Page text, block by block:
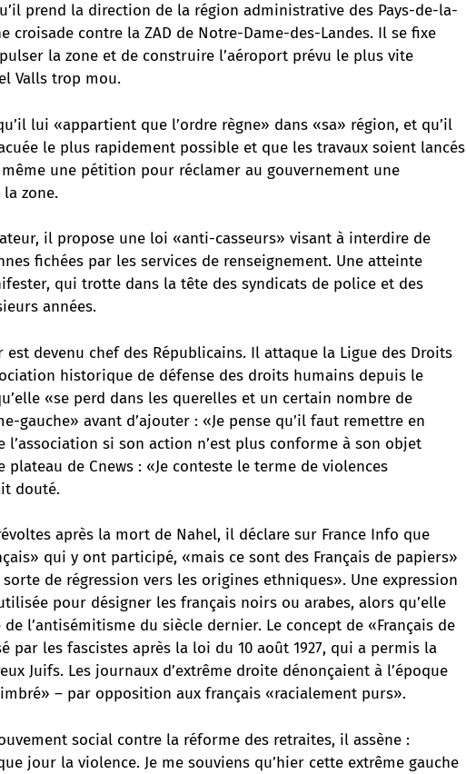
prend la direction de la région administrative des Pays-de-la-
croisade contre la ZAD de Notre-Dame-des-Landes. Il se fixe
la zone et de construire l’aéroport prévu le plus vite
Valls trop mou.
lui «appartient que l’ordre règne» dans «sa» région, et qu’il
le plus rapidement possible et que les travaux soient lancés
une pétition pour réclamer au gouvernement une
zone.
il propose une loi «anti-casseurs» visant à interdire de
fichées par les services de renseignement. Une atteinte
qui trotte dans la tête des syndicats de police et des
années.
est devenu chef des Républicains. Il attaque la Ligue des Droits
historique de défense des droits humains depuis le
«se perd dans les querelles et un certain nombre de
gauche» avant d’ajouter : «Je pense qu’il faut remettre en
l’association si son action n’est plus conforme à son objet
de Cnews : «Je conteste le terme de violences
douté.
après la mort de Nahel, il déclare sur France Info que
qui y ont participé, «mais ce sont des Français de papiers»
de régression vers les origines ethniques». Une expression
pour désigner les français noirs ou arabes, alors qu’elle
l’antisémitisme du siècle dernier. Le concept de «Français de
par les fascistes après la loi du 10 août 1927, qui a permis la
Juifs. Les journaux d’extrême droite dénonçaient à l’époque
– par opposition aux français «racialement purs».
social contre la réforme des retraites, il assène :
jour la violence. Je me souviens qu’hier cette extrême gauche